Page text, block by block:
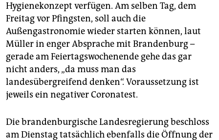
Hygienekonzept verfügen. Am selben Tag, dem
Freitag vor Pfingsten, soll auch die
Außengastronomie wieder starten können, laut
Müller in enger Absprache mit Brandenburg –
gerade am Feiertagswochenende gehe das gar
nicht anders, „da muss man das
landesübergreifend denken“. Voraussetzung ist
jeweils ein negativer Coronatest.
Die brandenburgische Landesregierung beschloss
am Dienstag tatsächlich ebenfalls die Öffnung der